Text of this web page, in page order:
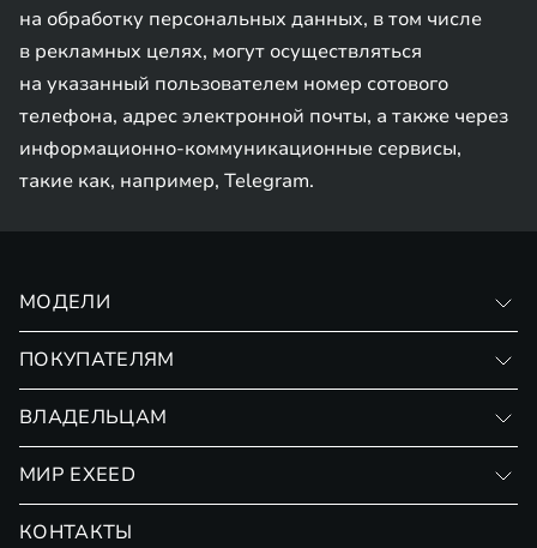
на обработку персональных данных, в том числе
в рекламных целях, могут осуществляться
на указанный пользователем номер сотового
телефона, адрес электронной почты, а также через
информационно-коммуникационные сервисы,
такие как, например, Telegram.
МОДЕЛИ
ПОКУПАТЕЛЯМ
Страхование
ВЛАДЕЛЬЦАМ
Сервис
МИР EXEED
КОНТАКТЫ